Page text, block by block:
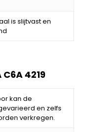
is slijtvast en
C6A 4219
kan de
en zelfs
verkregen.